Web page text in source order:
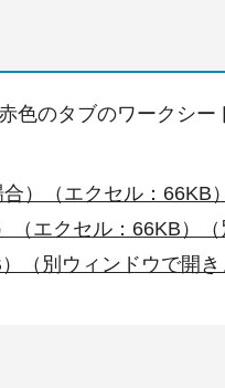
色のタブのワークシ
）（エクセル：66KB
エクセル：66KB）（
（別ウィンドウで開き